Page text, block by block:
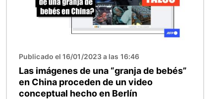
Publicado el 16/01/2023 a las 16:46
Las imágenes de una “granja de bebés”
en China proceden de un video
conceptual hecho en Berlín